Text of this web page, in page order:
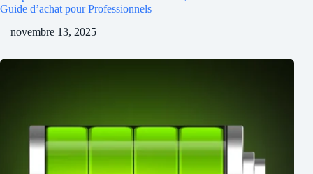
Guide d’achat pour Professionnels
novembre 13, 2025